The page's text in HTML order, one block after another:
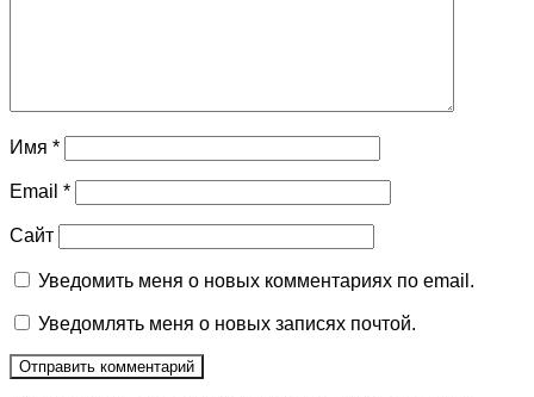
Имя *
Email *
Сайт
Уведомить меня о новых комментариях по email.
Уведомлять меня о новых записях почтой.